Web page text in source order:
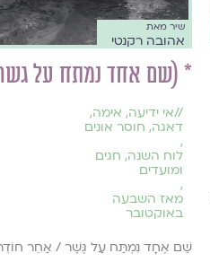
שיר מאת
אהובה רקנטי
* (שם אחד נמתח על
//אי ידיעה, אימה,
דאגה, חוסר אונים
,
לוח השנה, חגים
ומועדים
,
מאז השבעה
באוקטובר
שֵׁם אֶחָד נִמְתַּח עַל גֶּשֶׁר / אַחֵר